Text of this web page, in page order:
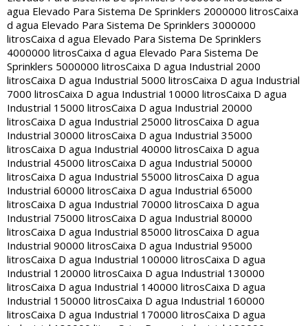
agua Elevado Para Sistema De Sprinklers 2000000 litrosCaixa
d agua Elevado Para Sistema De Sprinklers 3000000
litrosCaixa d agua Elevado Para Sistema De Sprinklers
4000000 litrosCaixa d agua Elevado Para Sistema De
Sprinklers 5000000 litrosCaixa D agua Industrial 2000
litrosCaixa D agua Industrial 5000 litrosCaixa D agua Industrial
7000 litrosCaixa D agua Industrial 10000 litrosCaixa D agua
Industrial 15000 litrosCaixa D agua Industrial 20000
litrosCaixa D agua Industrial 25000 litrosCaixa D agua
Industrial 30000 litrosCaixa D agua Industrial 35000
litrosCaixa D agua Industrial 40000 litrosCaixa D agua
Industrial 45000 litrosCaixa D agua Industrial 50000
litrosCaixa D agua Industrial 55000 litrosCaixa D agua
Industrial 60000 litrosCaixa D agua Industrial 65000
litrosCaixa D agua Industrial 70000 litrosCaixa D agua
Industrial 75000 litrosCaixa D agua Industrial 80000
litrosCaixa D agua Industrial 85000 litrosCaixa D agua
Industrial 90000 litrosCaixa D agua Industrial 95000
litrosCaixa D agua Industrial 100000 litrosCaixa D agua
Industrial 120000 litrosCaixa D agua Industrial 130000
litrosCaixa D agua Industrial 140000 litrosCaixa D agua
Industrial 150000 litrosCaixa D agua Industrial 160000
litrosCaixa D agua Industrial 170000 litrosCaixa D agua